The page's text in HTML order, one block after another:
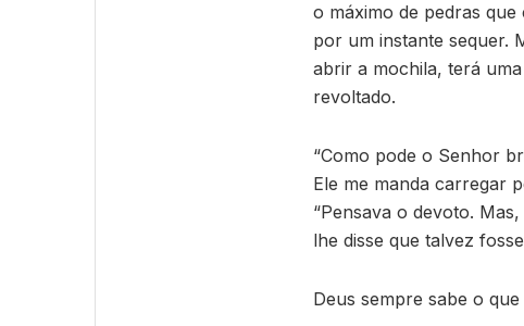
o máximo de pedras
por um instante sequer.
abrir a mochila, terá
revoltado.
“Como pode o Senhor
Ele me manda carregar
“Pensava o devoto.
lhe disse que talvez
Deus sempre sabe o